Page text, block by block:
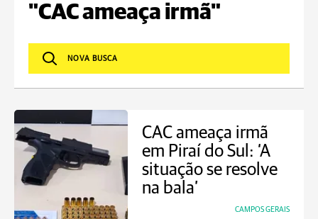
"CAC ameaça irmã"
CAC ameaça irmã
em Piraí do Sul: ‘A
situação se resolve
na bala’
CAMPOS GERAIS